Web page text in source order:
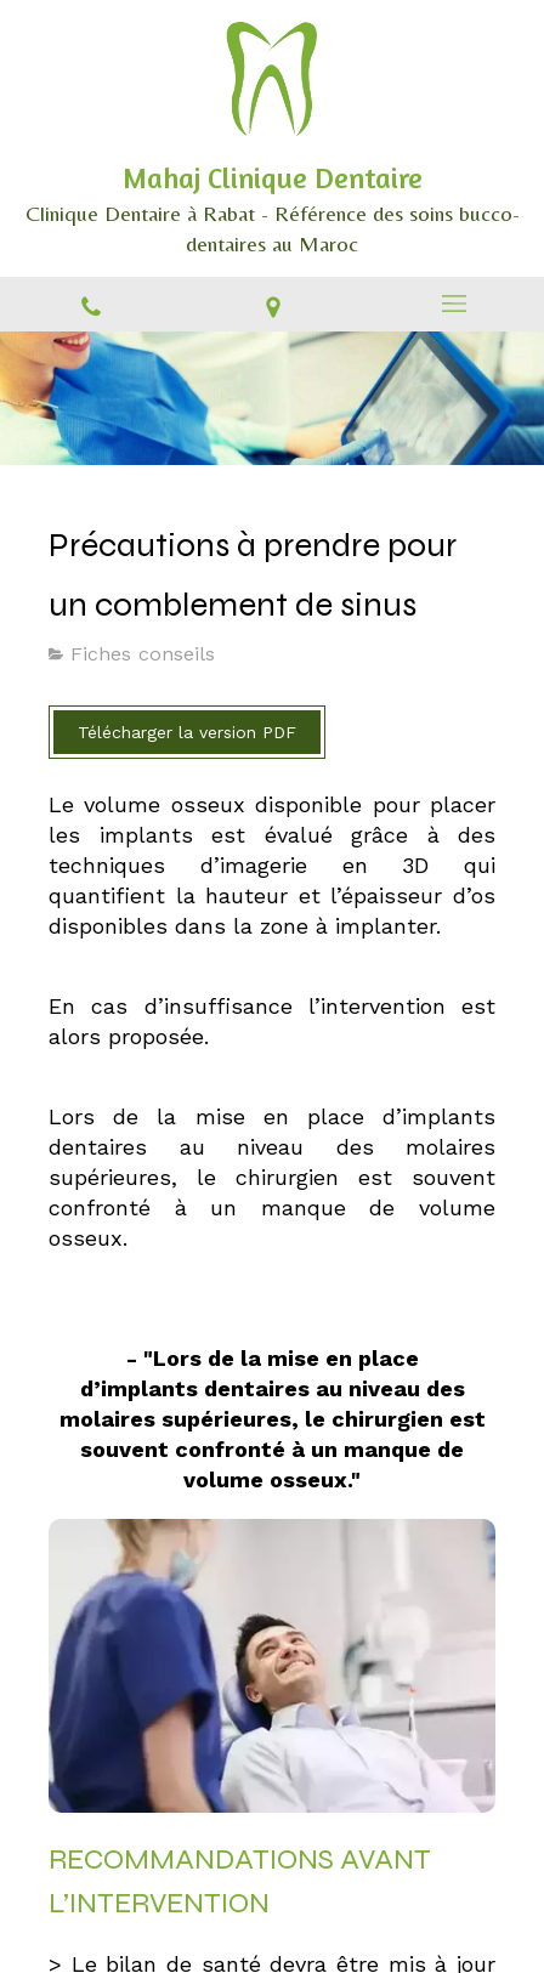
Mahaj Clinique Dentaire
Clinique Dentaire à Rabat - Référence des soins bucco-
dentaires au Maroc
Précautions à prendre pour
un comblement de sinus
Fiches conseils
Télécharger la version PDF
Le volume osseux disponible pour placer
les implants est évalué grâce à des
techniques d’imagerie en 3D qui
quantifient la hauteur et l’épaisseur d’os
disponibles dans la zone à implanter.
En cas d’insuffisance l’intervention est
alors proposée.
Lors de la mise en place d’implants
dentaires au niveau des molaires
supérieures, le chirurgien est souvent
confronté à un manque de volume
osseux.
- "Lors de la mise en place
d’implants dentaires au niveau des
molaires supérieures, le chirurgien est
souvent confronté à un manque de
volume osseux."
RECOMMANDATIONS AVANT
L’INTERVENTION
> Le bilan de santé devra être mis à jour